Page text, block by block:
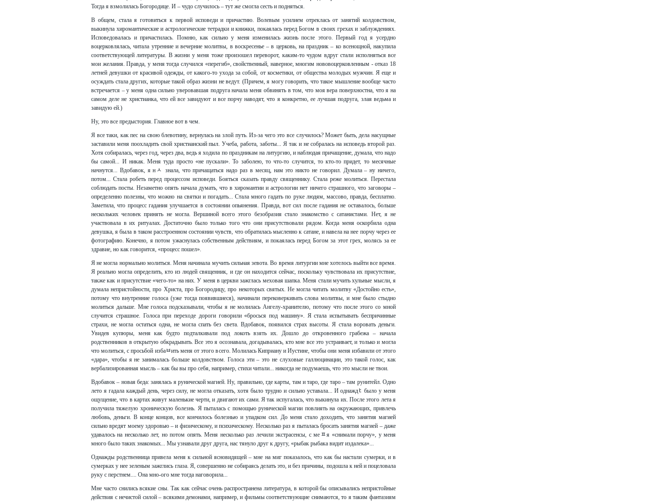
Тогда я взмолилась Богородице. И – чудо случилось – тут же смогла сесть и подняться.
В общем, стала я готовиться к первой исповеди и причастию. Волевым усилием отреклась от занятий колдовством,
выкинула хиромантические и астрологические тетрадки и книжки, покаялась перед Богом в своих грехах и заблуждениях.
Исповедовалась и причастилась. Помню, как сильно у меня изменилась жизнь после этого. Первый год я усердно
воцерковлялась, читала утренние и вечерние молитвы, в воскресенье – в церковь, на праздник – ко всенощной, накупила
соответствующей литературы. В жизни у меня тоже произошел переворот, каким-то чудом вдруг стали исполняться все
мои желания. Правда, у меня тогда случился «перегиб», свойственный, наверное, многим нововоцерковленным - отказ 18
летней девушки от красивой одежды, от какого-то ухода за собой, от косметики, от общества молодых мужчин. Я еще и
осуждать стала других, которые такой образ жизни не ведут. (Причем, я могу говорить, что такое мышление вообще часто
встречается – у меня одна сильно уверовавшая подруга начала меня обвинять в том, что моя вера поверхностна, что я на
самом деле не христианка, что ей все завидуют и все порчу наводят, что я конкретно, ее лучшая подруга, злая ведьма и
завидую ей.)
Ну, это все предыстория. Главное вот в чем.
Я все таки, как пес на свою блевотину, вернулась на злой путь. Из-за чего это все случилось? Может быть, дела насущные
заставили меня поохладить свой христианский пыл. Учеба, работа, заботы... Я так и не собралась на исповедь второй раз.
Хотя собиралась, через год, через два, ведь я ходила по праздникам на литургию, и наблюдая причащение, думала, что надо
бы самой... И никак. Меня туда просто «не пускали». То заболею, то что-то случится, то кто-то придет, то месячные
начнутся... Вдобавок, я нﾵ знала, что причащаться надо раз в месяц, нам это никто не говорил. Думала – ну ничего,
потом... Стала робеть перед процессом исповеди. Бояться сказать правду священнику. Стала реже молиться. Перестала
соблюдать посты. Незаметно опять начала думать, что в хиромантии и астрологии нет ничего страшного, что заговоры –
определенно полезны, что можно на святки и погадать... Стала много гадать по руке людям, массово, правда, бесплатно.
Заметила, что процесс гадания улучшается в состоянии опьянения. Правда, вот сил после гадания не оставалось, больше
нескольких человек принять не могла. Вершиной всего этого безобразия стало знакомство с сатанистами. Нет, я не
участвовала в их ритуалах. Достаточно было только того что они присутствовали рядом. Когда меня оскорбила одна
девушка, я была в таком расстроенном состоянии чувств, что обратилась мысленно к сатане, и навела на нее порчу через ее
фотографию. Конечно, я потом ужаснулась собственным действиям, и покаялась перед Богом за этот грех, молясь за ее
здравие, но как говорится, «процесс пошел».
Я не могла нормально молиться. Меня начинала мучить сильная зевота. Во время литургии мне хотелось выйти все время.
Я реально могла определить, кто из людей священник, и где он находится сейчас, поскольку чувствовала их присутствие,
также как и присутствие «чего-то» на них. У меня в церкви зажглась меховая шапка. Меня стали мучить хульные мысли, я
думала непристойности, про Христа, про Богородицу, про некоторых святых. Не могла читать молитву «Достойно есть»,
потому что внутренние голоса (уже тогда появившиеся), начинали перековеркивать слова молитвы, и мне было стыдно
молиться дальше. Мне голоса подсказывали, чтобы я не молилась Ангелу-хранителю, потому что после этого со мной
случится страшное. Голоса при переходе дороги говорили «бросься под машину». Я стала испытывать беспричинные
страхи, не могла остаться одна, не могла спать без света. Вдобавок, появился страх высоты. Я стала воровать деньги.
Увидев купюры, меня как будто подталкивали под локоть взять их. Дошло до откровенного грабежа – начала
родственников в открытую обкрадывать. Все это я осознавала, догадывалась, кто мне все это устраивает, и только и могла
что молиться, с просьбой избаﾲить меня от этого всего. Молилась Киприану и Иустине, чтобы они меня избавили от этого
«дара», чтобы я не занималась больше колдовством. Голоса эти – это не слуховые галлюцинации, это такой голос, как
вербализированная мысль – как бы вы про себя, например, стихи читали... никогда не подумаешь, что это мысли не твои.
Вдобавок – новая беда: занялась я рунической магией. Ну, правильно, где карты, там и таро, где таро – там рунитейл. Одно
лето я гадала каждый день, через силу, не могла отказать, хотя было трудно и сильно уставала... И однаждﾋ было у меня
ощущение, что в картах живут маленькие черти, и двигают их сами. Я так испугалась, что выкинула их. После этого лета я
получила тяжелую хроническую болезнь. Я пыталась с помощью рунической магии повлиять на окружающих, привлечь
любовь, деньги. В конце концов, все кончилось болезнью и упадком сил. До меня стало доходить, что занятия магией
сильно вредят моему здоровью – и физическому, и психическому. Несколько раз я пыталась бросать занятия магией – даже
удавалось на несколько лет, но потом опять. Меня несколько раз лечили экстрасенсы, с меﾽя «снимали порчу», у меня
много было таких знакомых... Мы узнавали друг друга, нас тянуло друг к другу, «рыбак рыбака видит издалека»...
Однажды родственница привела меня к сильной ясновидящей – мне на миг показалось, что как бы настали сумерки, и в
сумерках у нее зеленым зажглись глаза. Я, совершенно не собираясь делать это, и без причины, подошла к ней и поцеловала
руку с перстнем.... Она мно-ого мне тогда наговорила...
Мне часто снились всякие сны. Так как сейчас очень распространена литература, в которой бы описывались непристойные
действия с нечистой силой – всякими демонами, например, и фильмы соответствующие снимаются, то я таким фантазиям